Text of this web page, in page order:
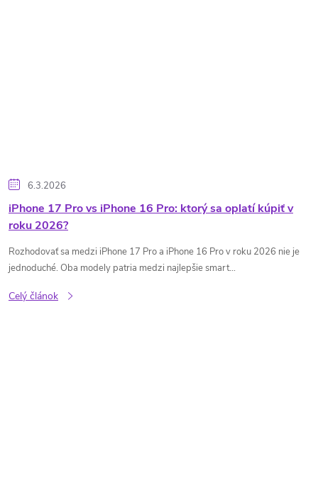
6.3.2026
iPhone 17 Pro vs iPhone 16 Pro: ktorý sa oplatí kúpiť v
roku 2026?
Rozhodovať sa medzi iPhone 17 Pro a iPhone 16 Pro v roku 2026 nie je
jednoduché. Oba modely patria medzi najlepšie smart...
Celý článok